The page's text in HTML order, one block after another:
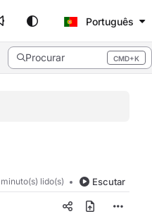
Português
Procurar CMD+K
Press CMD+K to open search
lido(s) Escutar